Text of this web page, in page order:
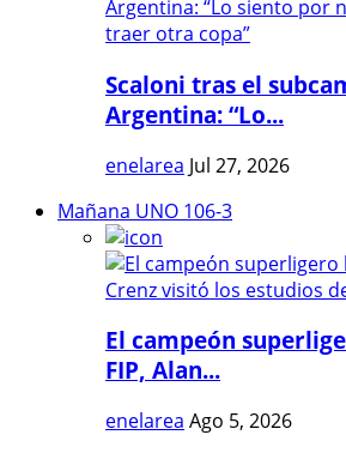
Scaloni tras el
Argentina: “Lo...
enelarea Jul 27, 2026
Mañana UNO 106-3
El campeón
FIP, Alan...
enelarea Ago 5, 2026